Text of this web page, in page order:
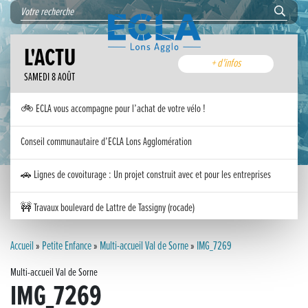
L'ACTU
SAMEDI 8 AOÛT
+ d'infos
🚲 ECLA vous accompagne pour l’achat de votre vélo !
Conseil communautaire d’ECLA Lons Agglomération
🚗 Lignes de covoiturage : Un projet construit avec et pour les entreprises
🚧 Travaux boulevard de Lattre de Tassigny (rocade)
Inauguration nouvelle station d’épuration (STEP) de Trenal
Festival des solutions écologiques 2026
Accueil» Petite Enfance» Multi-accueil Val de Sorne» IMG_7269
Multi-accueil Val de Sorne
IMG_7269